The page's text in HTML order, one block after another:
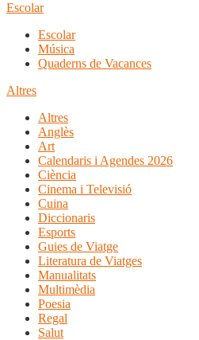
Escolar
Escolar
Música
Quaderns de Vacances
Altres
Altres
Anglès
Art
Calendaris i Agendes 2026
Ciència
Cinema i Televisió
Cuina
Diccionaris
Esports
Guies de Viatge
Literatura de Viatges
Manualitats
Multimèdia
Poesia
Regal
Salut